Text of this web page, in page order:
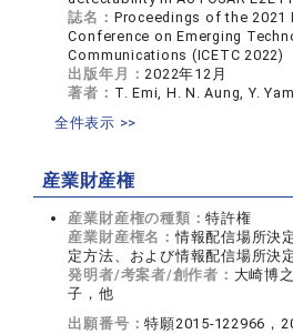
誌名： Proceedings of the 2021
Conference on Emerging
Communications (ICETC 2022)
出版年月： 2022年12月
著者： T. Emi, H. N. Aung, Y.
全件表示 >>
産業財産権
産業財産権の種類：特許権
産業財産権名：情報配信場所決
定方法、および情報配信場所決
発明者/考案者/創作者： 大崎博
子，他
出願番号：特願2015-122966，